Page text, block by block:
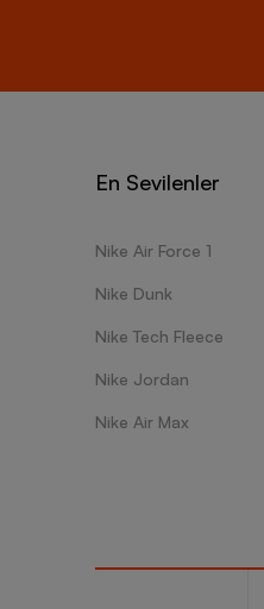
En Sevilenler
Nike Air Force 1
Nike Dunk
Nike Tech Fleece
Nike Jordan
Nike Air Max